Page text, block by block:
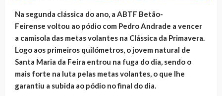
Na segunda clássica do ano, a ABTF Betão-
Feirense voltou ao pódio com Pedro Andrade a vencer
a camisola das metas volantes na Clássica da Primavera.
Logo aos primeiros quilómetros, o jovem natural de
Santa Maria da Feira entrou na fuga do dia, sendo o
mais forte na luta pelas metas volantes, o que lhe
garantiu a subida ao pódio no final do dia.